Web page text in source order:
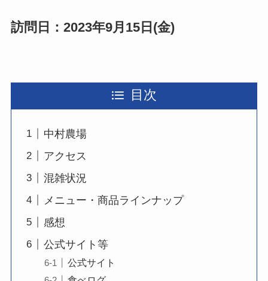
訪問日：2023年9月15日(金)
目次
中村農場
アクセス
混雑状況
メニュー・商品ラインナップ
感想
公式サイト等
公式サイト